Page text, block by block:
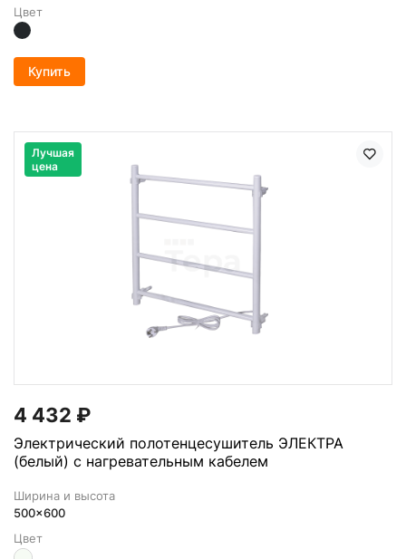
Цвет
Купить
Лучшая
цена
4 432 ₽
Электрический полотенцесушитель ЭЛЕКТРА
(белый) с нагревательным кабелем
Ширина и высота
500x600
Цвет